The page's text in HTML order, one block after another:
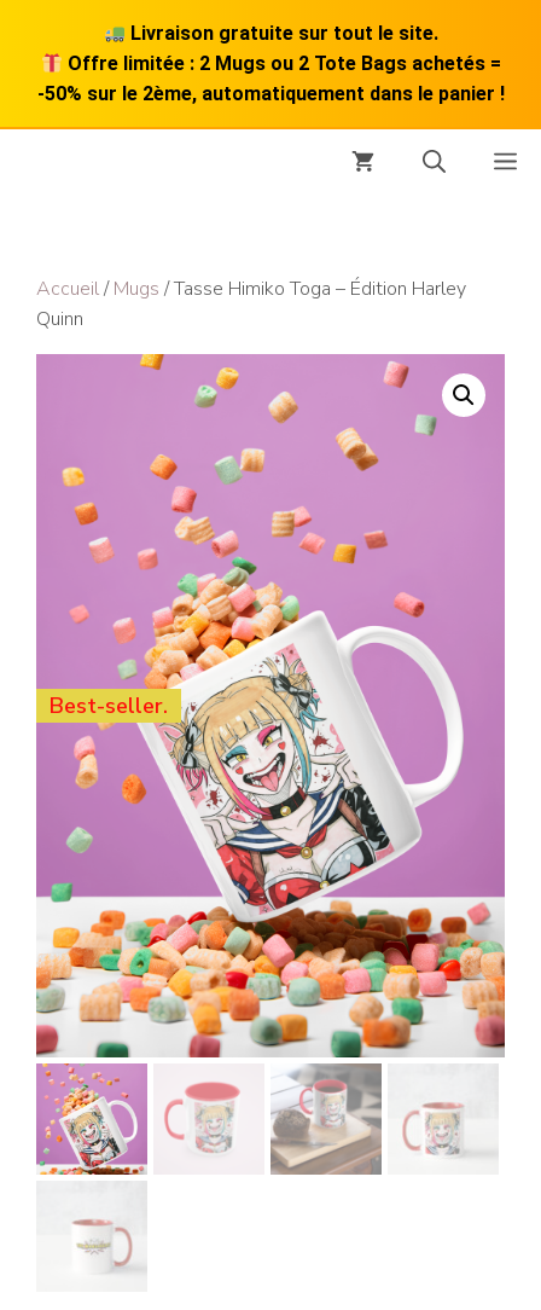
Livraison gratuite sur tout le site.
Offre limitée : 2 Mugs ou 2 Tote Bags achetés =
-50% sur le 2ème, automatiquement dans le panier !
Accueil/Mugs / Tasse Himiko Toga – Édition Harley
Quinn
Best-seller.